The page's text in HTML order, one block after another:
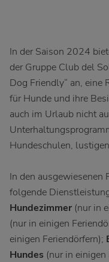
In der Saison 2024
der Gruppe Club del
Dog Friendly“ an, eine
für Hunde und ihre
auch im Urlaub nicht
Hundeschulen,
In den ausgewiesenen
folgende
Hundezimmer (nur in
(nur in einigen
einigen Feriendörfern);
Hundes (nur in einigen